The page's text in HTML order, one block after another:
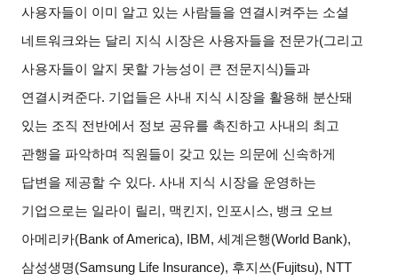
사용자들이 이미 알고 있는 사람들을 연결시켜주는 소셜
네트워크와는 달리 지식 시장은 사용자들을 전문가(그리고
사용자들이 알지 못할 가능성이 큰 전문지식)들과
연결시켜준다. 기업들은 사내 지식 시장을 활용해 분산돼
있는 조직 전반에서 정보 공유를 촉진하고 사내의 최고
관행을 파악하며 직원들이 갖고 있는 의문에 신속하게
답변을 제공할 수 있다. 사내 지식 시장을 운영하는
기업으로는 일라이 릴리, 맥킨지, 인포시스, 뱅크 오브
아메리카(Bank of America), IBM, 세계은행(World Bank),
삼성생명(Samsung Life Insurance), 후지쓰(Fujitsu), NTT